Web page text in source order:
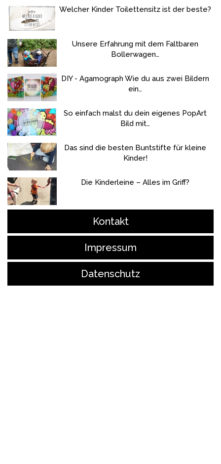
Welcher Kinder Toilettensitz ist der beste?
Unsere Erfahrung mit dem Faltbaren
Bollerwagen…
DIY - Agamograph Wie du aus zwei Bildern
ein…
So einfach malst du dein eigenes PopArt
Bild mit…
Das sind die besten Buntstifte für kleine
Kinder!
Die Kinderleine – Alles im Griff?
Kontakt
Impressum
Datenschutz